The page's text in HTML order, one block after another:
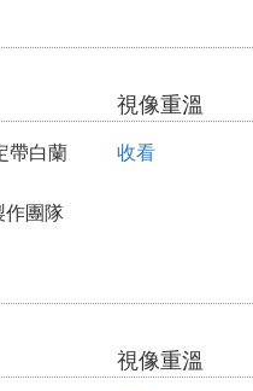
視像重溫
帶白蘭
作團隊
收看
視像重溫